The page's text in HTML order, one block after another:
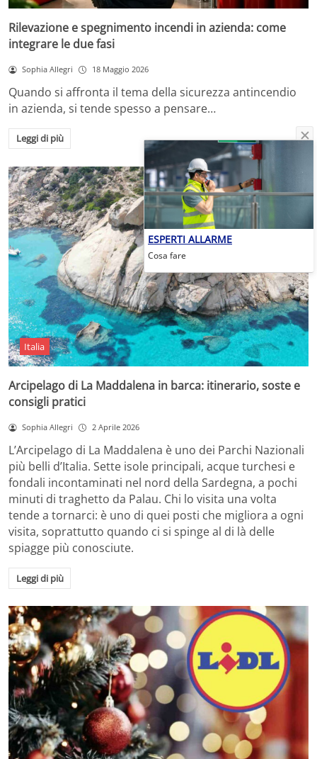
Rilevazione e spegnimento incendi in azienda: come
integrare le due fasi
Sophia Allegri 18 Maggio 2026
Quando si affronta il tema della sicurezza antincendio
in azienda, si tende spesso a pensare…
Leggi di più
Italia
Arcipelago di La Maddalena in barca: itinerario, soste e
consigli pratici
Sophia Allegri 2 Aprile 2026
L’Arcipelago di La Maddalena è uno dei Parchi Nazionali
più belli d’Italia. Sette isole principali, acque turchesi e
fondali incontaminati nel nord della Sardegna, a pochi
minuti di traghetto da Palau. Chi lo visita una volta
tende a tornarci: è uno di quei posti che migliora a ogni
visita, soprattutto quando ci si spinge al di là delle
spiagge più conosciute.
Leggi di più
ESPERTI ALLARME
Cosa fare